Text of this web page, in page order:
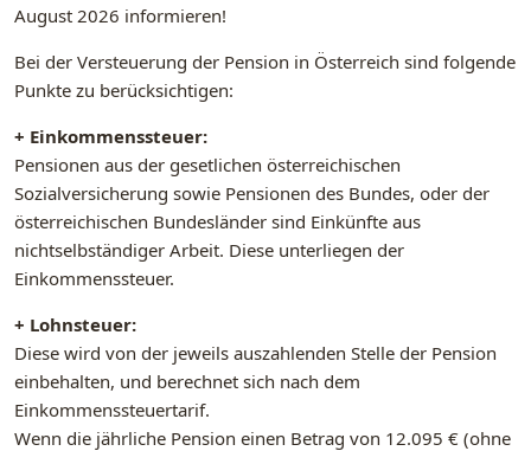
August 2026 informieren!
Bei der Versteuerung der Pension in Österreich sind folgende
Punkte zu berücksichtigen:
+ Einkommenssteuer:
Pensionen aus der gesetlichen österreichischen
Sozialversicherung sowie Pensionen des Bundes, oder der
österreichischen Bundesländer sind Einkünfte aus
nichtselbständiger Arbeit. Diese unterliegen der
Einkommenssteuer.
+ Lohnsteuer:
Diese wird von der jeweils auszahlenden Stelle der Pension
einbehalten, und berechnet sich nach dem
Einkommenssteuertarif.
Wenn die jährliche Pension einen Betrag von 12.095 € (ohne